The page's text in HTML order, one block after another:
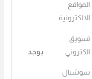
المواقع
الالكترونية
تسويق
الكتروني
سوشيال
يوجد